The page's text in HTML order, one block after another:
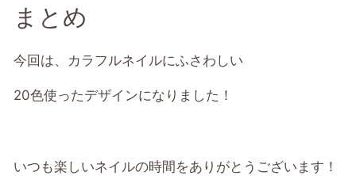
まとめ
今回は、カラフルネイルにふさわしい
20色使ったデザインになりました！
いつも楽しいネイルの時間をありがとうございます！